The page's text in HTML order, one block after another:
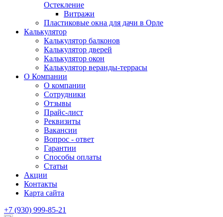
Остекление
Витражи
Пластиковые окна для дачи в Орле
Калькулятор
Калькулятор балконов
Калькулятор дверей
Калькулятор окон
Калькулятор веранды-террасы
О Компании
О компании
Сотрудники
Отзывы
Прайс-лист
Реквизиты
Вакансии
Вопрос - ответ
Гарантии
Способы оплаты
Статьи
Акции
Контакты
Карта сайта
+7 (930) 999-85-21